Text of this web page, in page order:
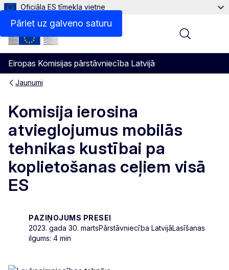
Pāriet uz galveno saturu
Oficiāla ES tīmekļa vietne
Eiropas Komisijas pārstāvniecība Latvijā
Menu
Jaunumi
Komisija ierosina
atvieglojumus mobilās
tehnikas kustībai pa
koplietošanas ceļiem visā
ES
PAZIŅOJUMS PRESEI
2023. gada 30. martsPārstāvniecība LatvijāLasīšanas
ilgums: 4 min